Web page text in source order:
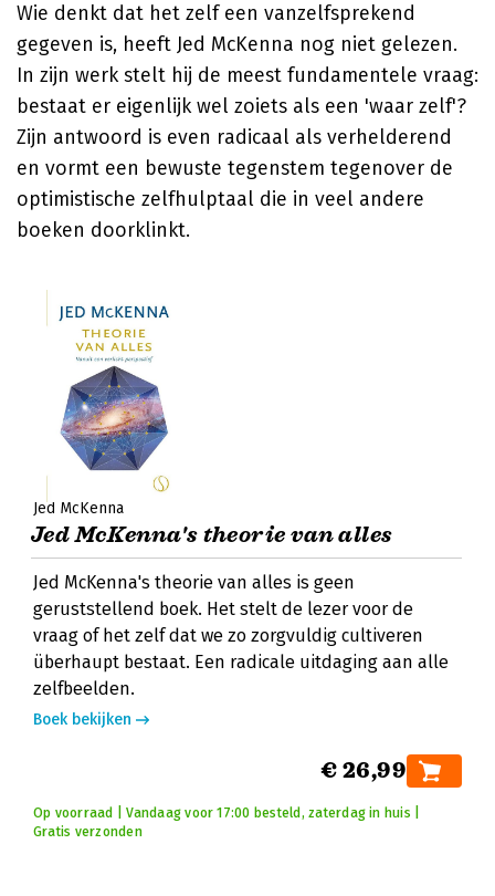
Wie denkt dat het zelf een vanzelfsprekend
gegeven is, heeft Jed McKenna nog niet gelezen.
In zijn werk stelt hij de meest fundamentele vraag:
bestaat er eigenlijk wel zoiets als een 'waar zelf'?
Zijn antwoord is even radicaal als verhelderend
en vormt een bewuste tegenstem tegenover de
optimistische zelfhulptaal die in veel andere
boeken doorklinkt.
Jed McKenna
Jed McKenna's theorie van alles
Jed McKenna's theorie van alles is geen
geruststellend boek. Het stelt de lezer voor de
vraag of het zelf dat we zo zorgvuldig cultiveren
überhaupt bestaat. Een radicale uitdaging aan alle
zelfbeelden.
Boek bekijken
€ 26,99
Op voorraad | Vandaag voor 17:00 besteld, zaterdag in huis |
Gratis verzonden